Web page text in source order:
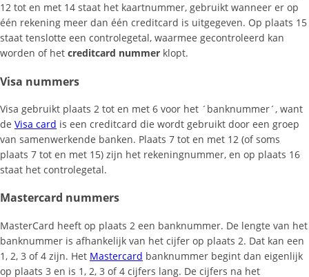
12 tot en met 14 staat het kaartnummer, gebruikt wanneer er op
één rekening meer dan één creditcard is uitgegeven. Op plaats 15
staat tenslotte een controlegetal, waarmee gecontroleerd kan
worden of het creditcard nummer klopt.
Visa nummers
Visa gebruikt plaats 2 tot en met 6 voor het ´banknummer´, want
de Visa card is een creditcard die wordt gebruikt door een groep
van samenwerkende banken. Plaats 7 tot en met 12 (of soms
plaats 7 tot en met 15) zijn het rekeningnummer, en op plaats 16
staat het controlegetal.
Mastercard nummers
MasterCard heeft op plaats 2 een banknummer. De lengte van het
banknummer is afhankelijk van het cijfer op plaats 2. Dat kan een
1, 2, 3 of 4 zijn. Het Mastercard banknummer begint dan eigenlijk
op plaats 3 en is 1, 2, 3 of 4 cijfers lang. De cijfers na het